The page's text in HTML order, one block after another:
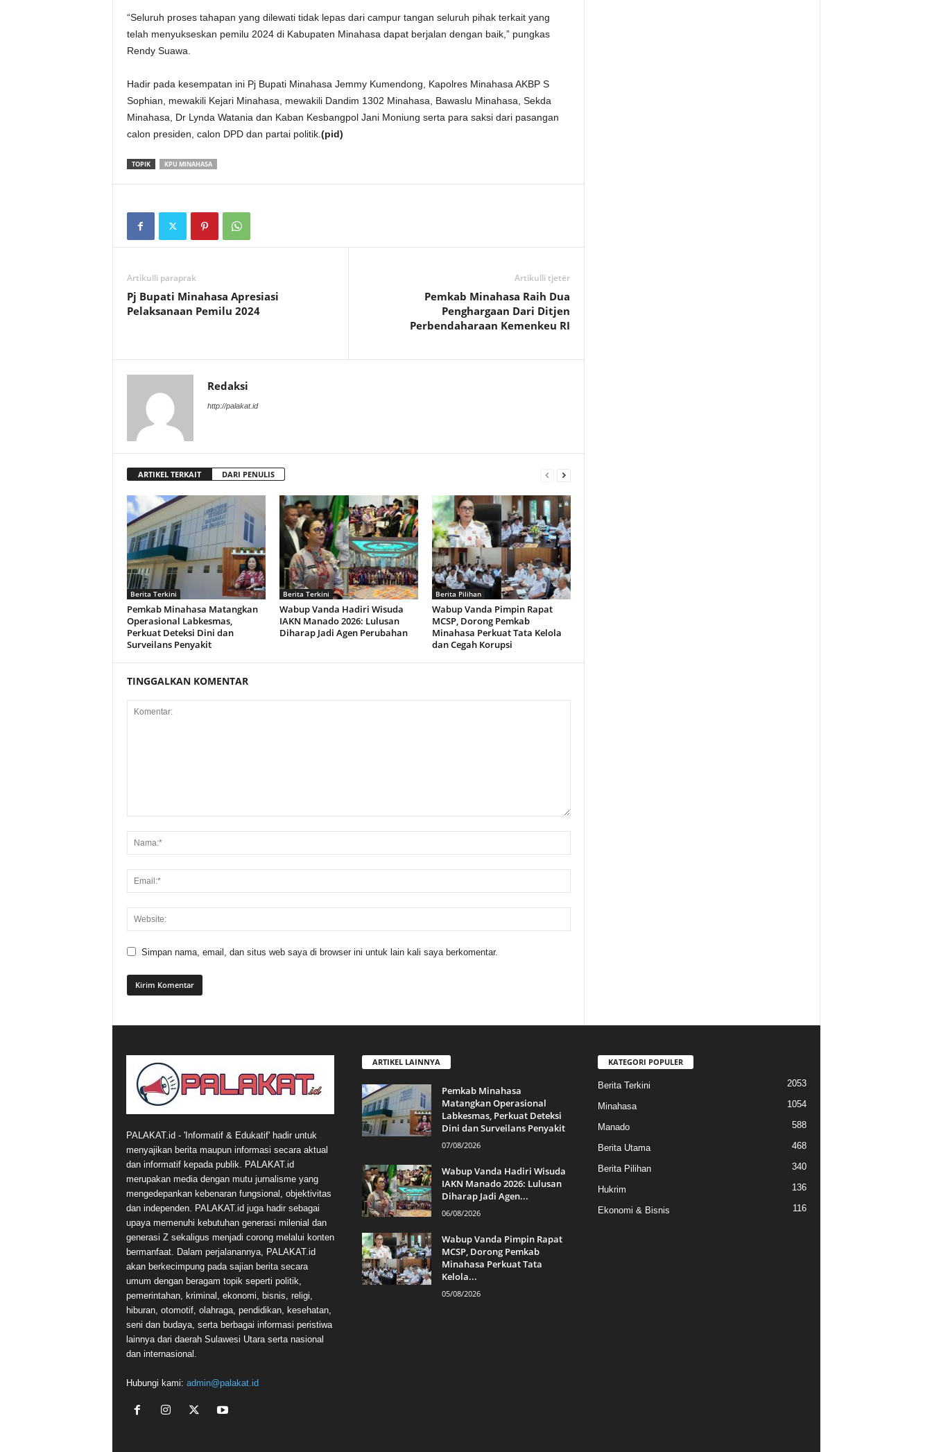
“Seluruh proses tahapan yang dilewati tidak lepas dari campur tangan seluruh pihak terkait yang
telah menyukseskan pemilu 2024 di Kabupaten Minahasa dapat berjalan dengan baik,” pungkas
Rendy Suawa.
Hadir pada kesempatan ini Pj Bupati Minahasa Jemmy Kumendong, Kapolres Minahasa AKBP S
Sophian, mewakili Kejari Minahasa, mewakili Dandim 1302 Minahasa, Bawaslu Minahasa, Sekda
Minahasa, Dr Lynda Watania dan Kaban Kesbangpol Jani Moniung serta para saksi dari pasangan
calon presiden, calon DPD dan partai politik. (pid)
TOPIK KPU MINAHASA
Artikulli paraprak
Pj Bupati Minahasa Apresiasi
Pelaksanaan Pemilu 2024
Artikulli tjetër
Pemkab Minahasa Raih Dua
Penghargaan Dari Ditjen
Perbendaharaan Kemenkeu RI
Redaksi
http://palakat.id
ARTIKEL TERKAIT DARI PENULIS
Berita Terkini
Pemkab Minahasa Matangkan
Operasional Labkesmas,
Perkuat Deteksi Dini dan
Surveilans Penyakit
Berita Terkini
Wabup Vanda Hadiri Wisuda
IAKN Manado 2026: Lulusan
Diharap Jadi Agen Perubahan
Berita Pilihan
Wabup Vanda Pimpin Rapat
MCSP, Dorong Pemkab
Minahasa Perkuat Tata Kelola
dan Cegah Korupsi
TINGGALKAN KOMENTAR
Simpan nama, email, dan situs web saya di browser ini untuk lain kali saya berkomentar.
PALAKAT.id - 'Informatif & Edukatif' hadir untuk
menyajikan berita maupun informasi secara aktual
dan informatif kepada publik. PALAKAT.id
merupakan media dengan mutu jurnalisme yang
mengedepankan kebenaran fungsional, objektivitas
dan independen. PALAKAT.id juga hadir sebagai
upaya memenuhi kebutuhan generasi milenial dan
generasi Z sekaligus menjadi corong melalui konten
bermanfaat. Dalam perjalanannya, PALAKAT.id
akan berkecimpung pada sajian berita secara
umum dengan beragam topik seperti politik,
pemerintahan, kriminal, ekonomi, bisnis, religi,
hiburan, otomotif, olahraga, pendidikan, kesehatan,
seni dan budaya, serta berbagai informasi peristiwa
lainnya dari daerah Sulawesi Utara serta nasional
dan internasional.
Hubungi kami: admin@palakat.id
ARTIKEL LAINNYA
Pemkab Minahasa
Matangkan Operasional
Labkesmas, Perkuat Deteksi
Dini dan Surveilans Penyakit
07/08/2026
Wabup Vanda Hadiri Wisuda
IAKN Manado 2026: Lulusan
Diharap Jadi Agen...
06/08/2026
Wabup Vanda Pimpin Rapat
MCSP, Dorong Pemkab
Minahasa Perkuat Tata
Kelola...
05/08/2026
KATEGORI POPULER
Berita Terkini 2053
Minahasa 1054
Manado 588
Berita Utama 468
Berita Pilihan 340
Hukrim 136
Ekonomi & Bisnis 116